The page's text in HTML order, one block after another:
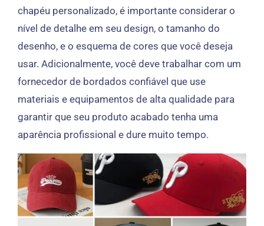
chapéu personalizado, é importante considerar o
nível de detalhe em seu design, o tamanho do
desenho, e o esquema de cores que você deseja
usar. Adicionalmente, você deve trabalhar com um
fornecedor de bordados confiável que use
materiais e equipamentos de alta qualidade para
garantir que seu produto acabado tenha uma
aparência profissional e dure muito tempo.